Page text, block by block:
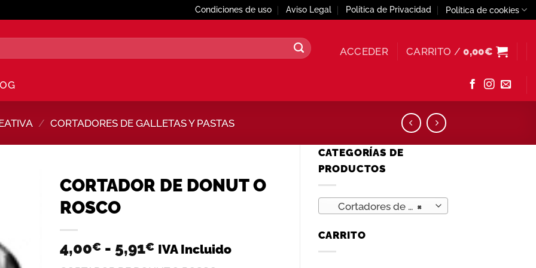
Condiciones de uso Aviso Legal Política de Privacidad Política de cookies
ACCEDER CARRITO /0,00€
/ CORTADORES DE GALLETAS Y PASTAS
CATEGORÍAS DE
PRODUCTOS
×
Cortadores de galletas y pastas (24)
CARRITO
deseos
CORTADOR DE DONUT O
ROSCO
4,00€ - 5,91€Rango
IVA Incluido